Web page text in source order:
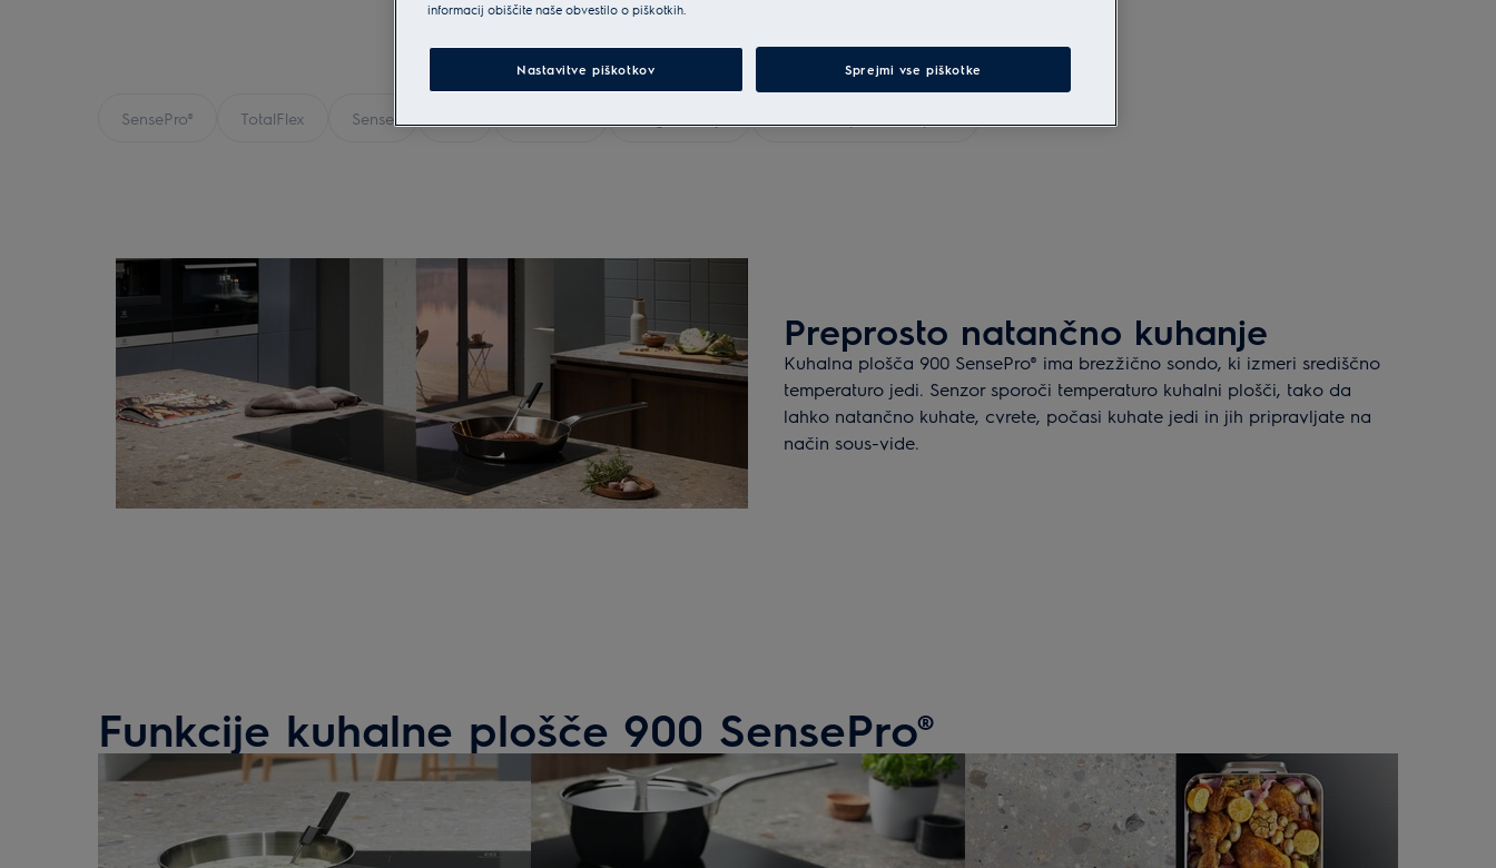
SensePro® TotalFlex Sense
Preprosto natančno kuhanje
Kuhalna plošča 900 SensePro® ima brezžično sondo, ki izmeri središčno
temperaturo jedi. Senzor sporoči temperaturo kuhalni plošči, tako da
lahko natančno kuhate, cvrete, počasi kuhate jedi in jih pripravljate na
način sous-vide.
Funkcije kuhalne plošče 900 SensePro®
informacij obiščite naše obvestilo o piškotkih.
Nastavitve piškotkov Sprejmi vse piškotke